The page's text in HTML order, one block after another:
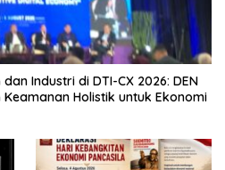
Industri di DTI-CX 2026: DEN
Keamanan Holistik untuk Ekonomi